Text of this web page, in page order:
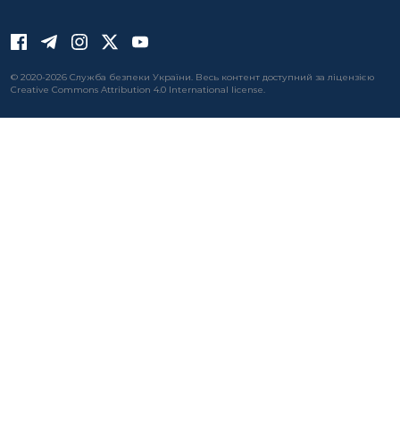
© 2020-2026 Служба безпеки України. Весь контент доступний за ліцензією
Creative Commons Attribution 4.0 International license.